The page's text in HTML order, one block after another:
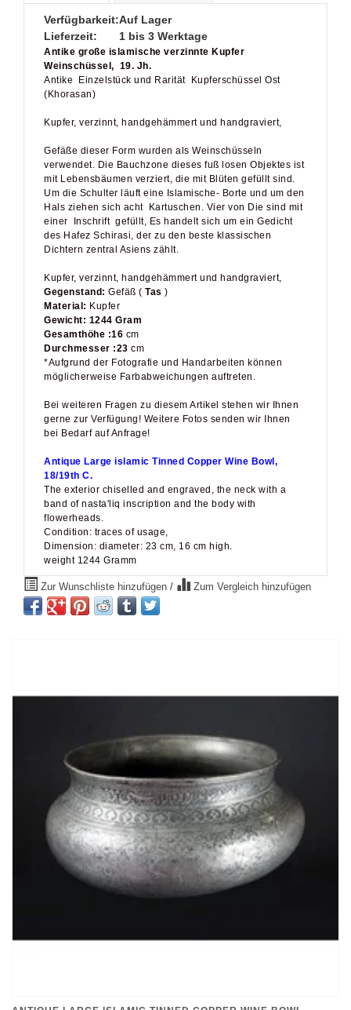
Verfügbarkeit:Auf Lager
Lieferzeit:
1 bis 3 Werktage
Antike große islamische verzinnte Kupfer
Weinschüssel, 19. Jh.
Antike Einzelstück und Rarität Kupferschüssel Ost
(Khorasan)
Kupfer, verzinnt, handgehämmert und handgraviert,
Gefäße dieser Form wurden als Weinschüsseln
verwendet. Die Bauchzone dieses fuß losen Objektes ist
mit Lebensbäumen verziert, die mit Blüten gefüllt sind.
Um die Schulter läuft eine Islamische- Borte und um den
Hals ziehen sich acht Kartuschen. Vier von Die sind mit
einer Inschrift gefüllt, Es handelt sich um ein Gedicht
des Hafez Schirasi, der zu den beste klassischen
Dichtern zentral Asiens zählt.
Kupfer, verzinnt, handgehämmert und handgraviert,
Gegenstand: Gefäß ( Tas )
Material: Kupfer
Gewicht: 1244 Gram
Gesamthöhe :16 cm
Durchmesser :23 cm
*Aufgrund der Fotografie und Handarbeiten können
möglicherweise Farbabweichungen auftreten.
Bei weiteren Fragen zu diesem Artikel stehen wir Ihnen
gerne zur Verfügung! Weitere Fotos senden wir Ihnen
bei Bedarf auf Anfrage!
Antique Large islamic Tinned Copper Wine Bowl,
18/19th C.
The exterior chiselled and engraved, the neck with a
band of nasta'liq inscription and the body with
flowerheads.
Condition: traces of usage,
Dimension: diameter: 23 cm, 16 cm high.
weight 1244 Gramm
Zur Wunschliste hinzufügen / Zum Vergleich hinzufügen